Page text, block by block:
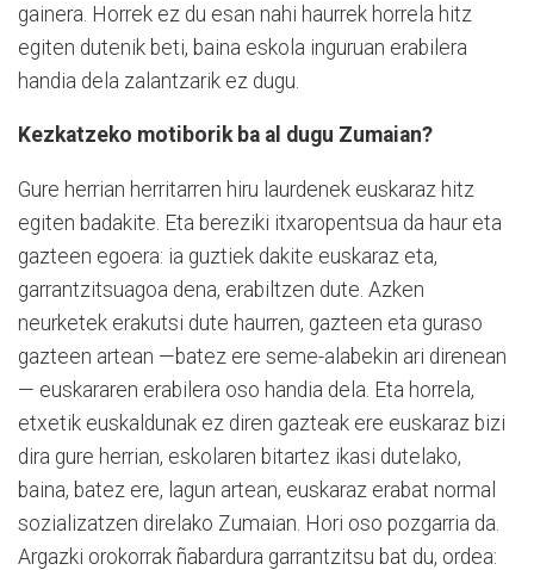
gainera. Horrek ez du esan nahi haurrek horrela hitz
egiten dutenik beti, baina eskola inguruan erabilera
handia dela zalantzarik ez dugu.
Kezkatzeko motiborik ba al dugu Zumaian?
Gure herrian herritarren hiru laurdenek euskaraz hitz
egiten badakite. Eta bereziki itxaropentsua da haur eta
gazteen egoera: ia guztiek dakite euskaraz eta,
garrantzitsuagoa dena, erabiltzen dute. Azken
neurketek erakutsi dute haurren, gazteen eta guraso
gazteen artean —batez ere seme-alabekin ari direnean
— euskararen erabilera oso handia dela. Eta horrela,
etxetik euskaldunak ez diren gazteak ere euskaraz bizi
dira gure herrian, eskolaren bitartez ikasi dutelako,
baina, batez ere, lagun artean, euskaraz erabat normal
sozializatzen direlako Zumaian. Hori oso pozgarria da.
Argazki orokorrak ñabardura garrantzitsu bat du, ordea: